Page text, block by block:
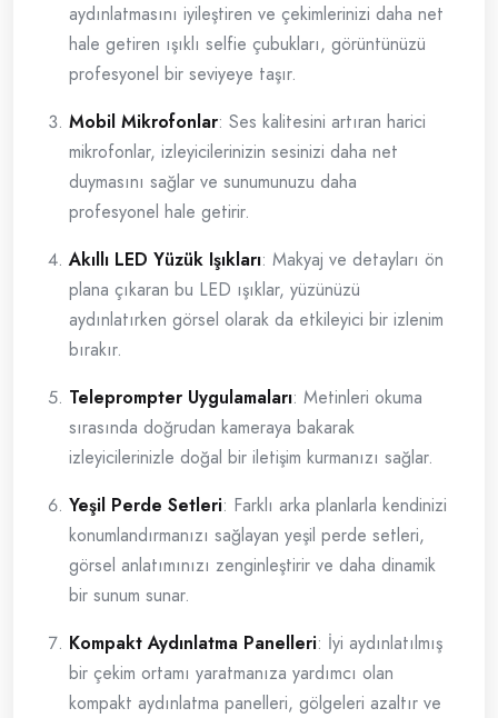
aydınlatmasını iyileştiren ve çekimlerinizi daha net
hale getiren ışıklı selfie çubukları, görüntünüzü
profesyonel bir seviyeye taşır.
Mobil Mikrofonlar: Ses kalitesini artıran harici
mikrofonlar, izleyicilerinizin sesinizi daha net
duymasını sağlar ve sunumunuzu daha
profesyonel hale getirir.
Akıllı LED Yüzük Işıkları: Makyaj ve detayları ön
plana çıkaran bu LED ışıklar, yüzünüzü
aydınlatırken görsel olarak da etkileyici bir izlenim
bırakır.
Teleprompter Uygulamaları: Metinleri okuma
sırasında doğrudan kameraya bakarak
izleyicilerinizle doğal bir iletişim kurmanızı sağlar.
Yeşil Perde Setleri: Farklı arka planlarla kendinizi
konumlandırmanızı sağlayan yeşil perde setleri,
görsel anlatımınızı zenginleştirir ve daha dinamik
bir sunum sunar.
Kompakt Aydınlatma Panelleri: İyi aydınlatılmış
bir çekim ortamı yaratmanıza yardımcı olan
kompakt aydınlatma panelleri, gölgeleri azaltır ve